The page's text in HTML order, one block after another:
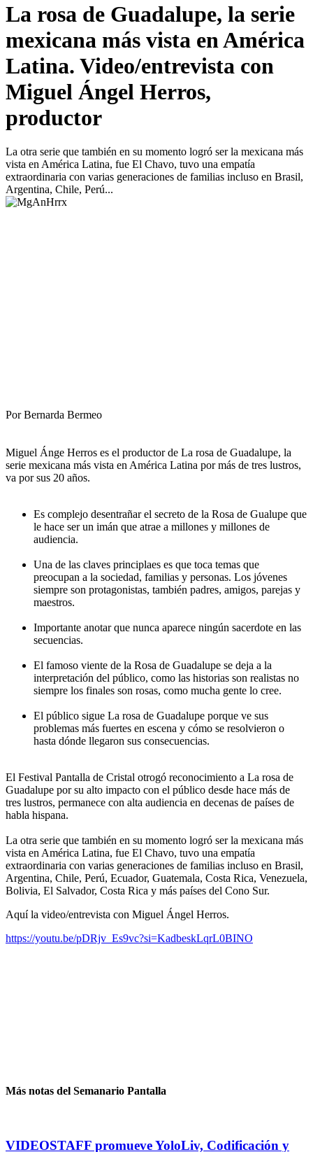
La rosa de Guadalupe, la serie
mexicana más vista en América
Latina. Video/entrevista con
Miguel Ángel Herros,
productor
La otra serie que también en su momento logró ser la mexicana más
vista en América Latina, fue El Chavo, tuvo una empatía
extraordinaria con varias generaciones de familias incluso en Brasil,
Argentina, Chile, Perú...
Por Bernarda Bermeo
Miguel Ánge Herros es el productor de La rosa de Guadalupe, la
serie mexicana más vista en América Latina por más de tres lustros,
va por sus 20 años.
Es complejo desentrañar el secreto de la Rosa de Gualupe que
le hace ser un imán que atrae a millones y millones de
audiencia.
Una de las claves principlaes es que toca temas que
preocupan a la sociedad, familias y personas. Los jóvenes
siempre son protagonistas, también padres, amigos, parejas y
maestros.
Importante anotar que nunca aparece ningún sacerdote en las
secuencias.
El famoso viente de la Rosa de Guadalupe se deja a la
interpretación del público, como las historias son realistas no
siempre los finales son rosas, como mucha gente lo cree.
El público sigue La rosa de Guadalupe porque ve sus
problemas más fuertes en escena y cómo se resolvieron o
hasta dónde llegaron sus consecuencias.
El Festival Pantalla de Cristal otrogó reconocimiento a La rosa de
Guadalupe por su alto impacto con el público desde hace más de
tres lustros, permanece con alta audiencia en decenas de países de
habla hispana.
La otra serie que también en su momento logró ser la mexicana más
vista en América Latina, fue El Chavo, tuvo una empatía
extraordinaria con varias generaciones de familias incluso en Brasil,
Argentina, Chile, Perú, Ecuador, Guatemala, Costa Rica, Venezuela,
Bolivia, El Salvador, Costa Rica y más países del Cono Sur.
Aquí la video/entrevista con Miguel Ángel Herros.
https://youtu.be/pDRjv_Es9vc?si=KadbeskLqrL0BINO
Más notas del Semanario Pantalla
VIDEOSTAFF promueve YoloLiv, Codificación y